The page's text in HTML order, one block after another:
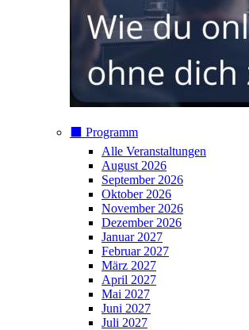
⬛️ Programm
Alle Veranstaltungen
August 2026
September 2026
Oktober 2026
November 2026
Dezember 2026
Januar 2027
Februar 2027
März 2027
April 2027
Mai 2027
Juni 2027
Juli 2027